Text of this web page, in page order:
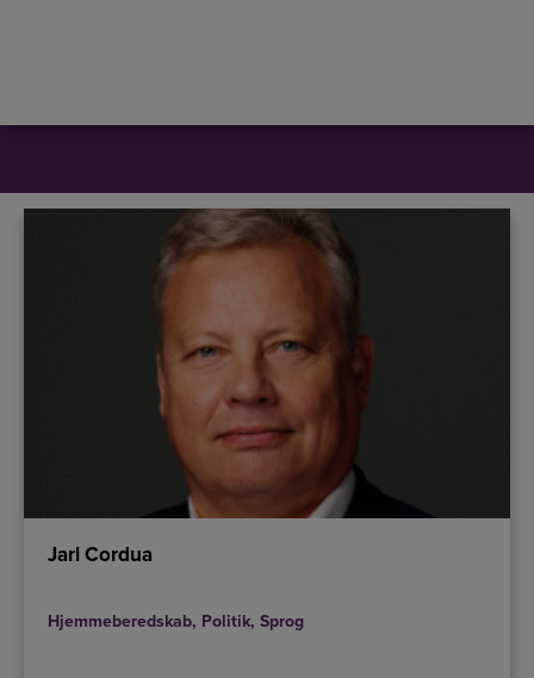
Jarl Cordua
Hjemmeberedskab, Politik, Sprog